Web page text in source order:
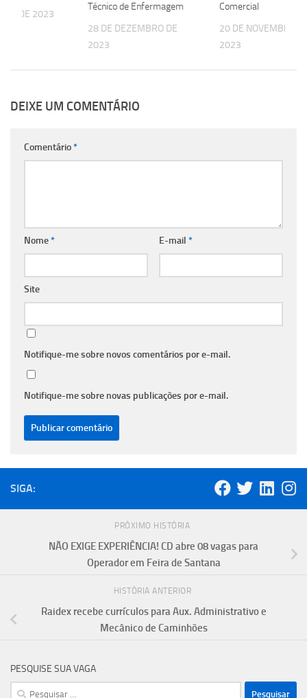
Técnico de Enfermagem
28 DE DEZEMBRO DE
2023
Comercial
20 DE NOVEMBRO
2023
DE 2023
DEIXE UM COMENTÁRIO
Comentário*
Nome* E-mail *
Site
Notifique-me sobre novos comentários por e-mail.
Notifique-me sobre novas publicações por e-mail.
SIGA:
PRÓXIMO HISTÓRIA
NÃO EXIGE EXPERIÊNCIA! CD abre 08 vagas para
Operador em Feira de Santana
HISTÓRIA ANTERIOR
Raidex recebe currículos para Aux. Administrativo e
Mecânico de Caminhões
PESQUISE SUA VAGA
Pesquisar